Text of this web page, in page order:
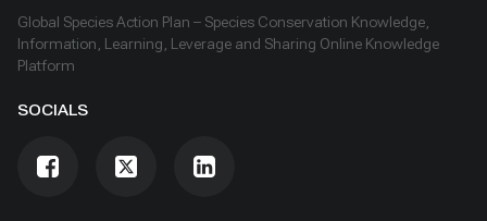
Global Species Action Plan – Species Conservation Knowledge,
Information, Learning, Leverage and Sharing Online Knowledge
Platform
SOCIALS